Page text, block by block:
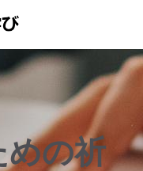
めの祈